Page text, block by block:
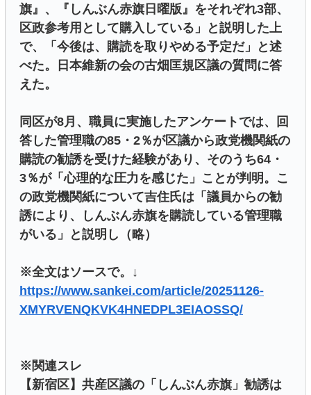
旗』、『しんぶん赤旗日曜版』をそれぞれ3部、
区政参考用として購入している」と説明した上
で、「今後は、購読を取りやめる予定だ」と述
べた。日本維新の会の古畑匡規区議の質問に答
えた。
同区が8月、職員に実施したアンケートでは、回
答した管理職の85・2％が区議から政党機関紙の
購読の勧誘を受けた経験があり、そのうち64・
3％が「心理的な圧力を感じた」ことが判明。こ
の政党機関紙について吉住氏は「議員からの勧
誘により、しんぶん赤旗を購読している管理職
がいる」と説明し（略）
※全文はソースで。↓
https://www.sankei.com/article/20251126-
XMYRVENQKVK4HNEDPL3EIAOSSQ/
※関連スレ
【新宿区】共産区議の「しんぶん赤旗」勧誘は